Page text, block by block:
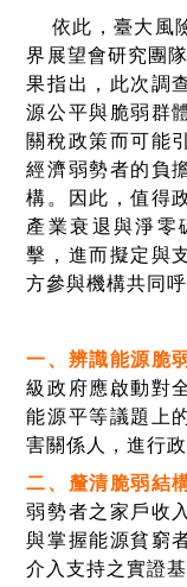
依此，臺大風
界展望會研究團
果指出，此次調
源公平與脆弱群
關稅政策而可能
經濟弱勢者的負
構。因此，值得
產業衰退與淨零
擊，進而擬定與
方參與機構共同呼
一、 辨識能源脆
級政府應啟動對
能源平等議題上
害關係人，進行政
二、 釐清脆弱結
弱勢者之家戶收
與掌握能源貧窮
介入支持之實證基